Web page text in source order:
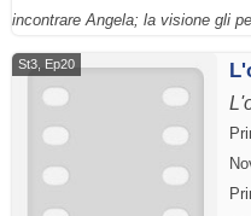
incontrare Angela; la visione gli
St3, Ep20